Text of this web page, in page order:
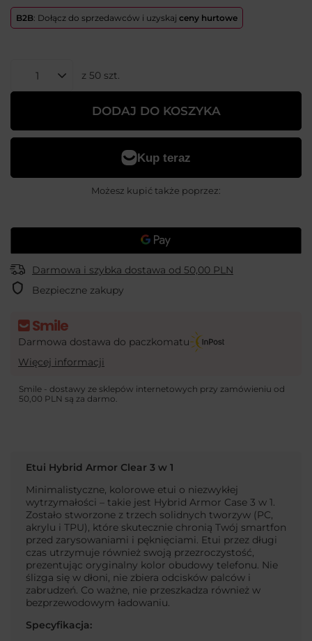
B2B: Dołącz do sprzedawców i uzyskaj ceny hurtowe
z 50 szt.
DODAJ DO KOSZYKA
Możesz kupić także poprzez:
Darmowa i szybka dostawa od 50,00 PLN
Bezpieczne zakupy
Darmowa dostawa do paczkomatu
Więcej informacji
Smile - dostawy ze sklepów internetowych przy zamówieniu od
50,00 PLN są za darmo.
Etui Hybrid Armor Clear 3 w 1
Minimalistyczne, kolorowe etui o niezwykłej
wytrzymałości – takie jest Hybrid Armor Case 3 w 1.
Zostało stworzone z trzech solidnych tworzyw (PC,
akrylu i TPU), które skutecznie chronią Twój smartfon
przed zarysowaniami i pęknięciami. Etui przez długi
czas utrzymuje również swoją przezroczystość,
prezentując oryginalny kolor obudowy telefonu. Nie
ślizga się w dłoni, nie zbiera odcisków palców i
zabrudzeń. Co ważne, nie przeszkadza również w
bezprzewodowym ładowaniu.
Specyfikacja: